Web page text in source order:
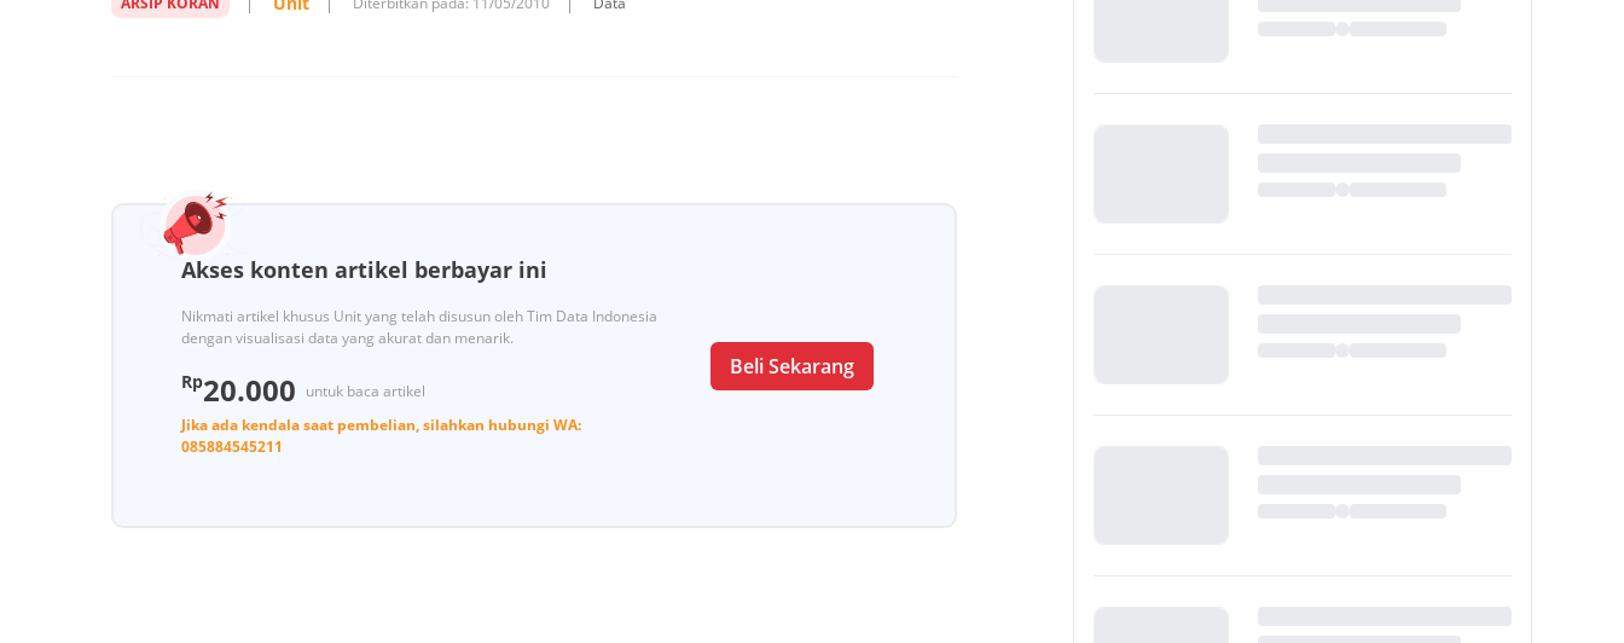
Akses konten artikel berbayar ini
Nikmati artikel khusus Unit yang telah disusun oleh Tim Data Indonesia
dengan visualisasi data yang akurat dan menarik.
Rp20.000 untuk baca artikel
Jika ada kendala saat pembelian, silahkan hubungi WA:
085884545211
Beli Sekarang